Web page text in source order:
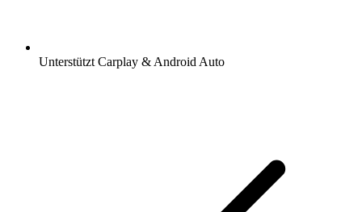
Unterstützt Carplay & Android Auto